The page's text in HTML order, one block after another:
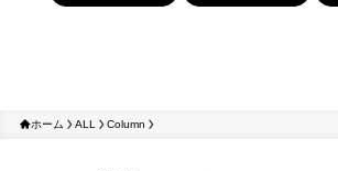
ホーム ALL Column